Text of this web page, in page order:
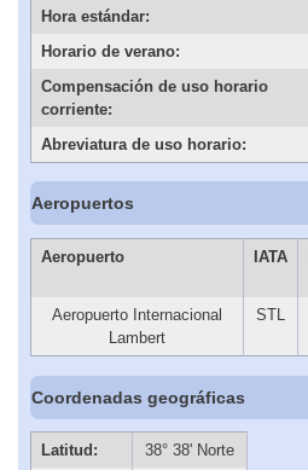
Hora estándar:
Horario de verano:
Compensación de uso horario
corriente:
Abreviatura de uso horario:
Aeropuertos
Aeropuerto IATA
Aeropuerto Internacional
Lambert
STL
Coordenadas geográficas
Latitud:
38° 38' Norte